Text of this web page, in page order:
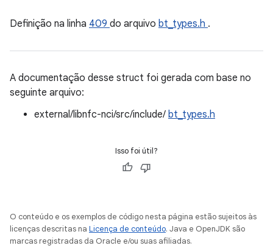
Definição na linha 409 do arquivo bt_types.h .
A documentação desse struct foi gerada com base no
seguinte arquivo:
external/libnfc-nci/src/include/ bt_types.h
Isso foi útil?
O conteúdo e os exemplos de código nesta página estão sujeitos às
licenças descritas na Licença de conteúdo. Java e OpenJDK são
marcas registradas da Oracle e/ou suas afiliadas.